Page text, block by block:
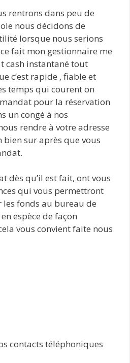
rentrons dans peu de
nous décidons de
lorsque nous serions
fait mon gestionnaire me
cash instantané tout
c’est rapide , fiable et
temps qui courent on
pour la réservation
un congé à nos
rendre à votre adresse
sur après que vous
dès qu’il est fait, ont vous
qui vous permettront
les fonds au bureau de
espèce de façon
vous convient faite nous
contacts téléphoniques